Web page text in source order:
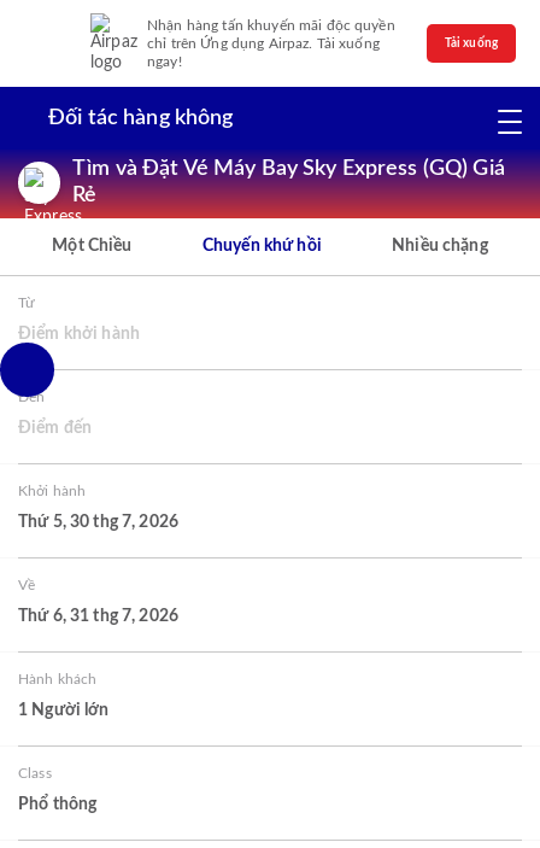
Nhận hàng tấn khuyến mãi độc quyền
chỉ trên Ứng dụng Airpaz. Tải xuống
ngay!
Tải xuống
Đối tác hàng không
Tìm và Đặt Vé Máy Bay Sky Express (GQ) Giá
Rẻ
Một Chiều Chuyến khứ hồi Nhiều chặng
Từ
Điểm khởi hành
Đến
Điểm đến
Khởi hành
Thứ 5, 30 thg 7, 2026
Về
Thứ 6, 31 thg 7, 2026
Hành khách
1 Người lớn
Class
Phổ thông